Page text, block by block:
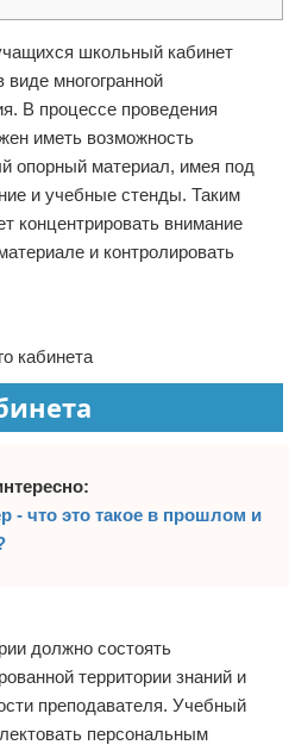
школьный кабинет
виде многогранной
В процессе проведения
иметь возможность
опорный материал, имея под
и учебные стенды. Таким
концентрировать внимание
и контролировать
- что это такое в прошлом и
должно состоять
территории знаний и
преподавателя. Учебный
персональным